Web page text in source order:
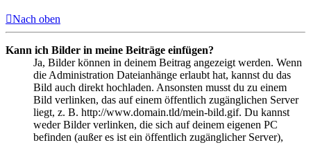
Nach oben
Kann ich Bilder in meine Beiträge einfügen?
Ja, Bilder können in deinem Beitrag angezeigt werden. Wenn
die Administration Dateianhänge erlaubt hat, kannst du das
Bild auch direkt hochladen. Ansonsten musst du zu einem
Bild verlinken, das auf einem öffentlich zugänglichen Server
liegt, z. B. http://www.domain.tld/mein-bild.gif. Du kannst
weder Bilder verlinken, die sich auf deinem eigenen PC
befinden (außer es ist ein öffentlich zugänglicher Server),